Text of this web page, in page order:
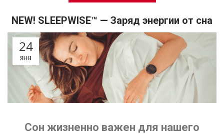
NEW! SLEEPWISE™ — Заряд энергии от сна
24
ЯНВ
Сон жизненно важен для нашего